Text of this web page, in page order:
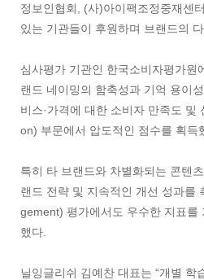
정보인협회, (사)아이팩조정중재센
있는 기관들이 후원하며 브랜드의
심사평가 기관인 한국소비자평가원
랜드 네이밍의 함축성과 기억 용이
비스·가격에 대한 소비자 만족도
on) 부문에서 압도적인 점수를 획득
특히 타 브랜드와 차별화되는 콘텐
랜드 전략 및 지속적인 개선 성과를
gement) 평가에서도 우수한 지표를
했다.
닐잉글리쉬 김예찬 대표는 “개별 학